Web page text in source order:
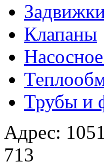
Клапаны
Трубы и
Адрес:
713